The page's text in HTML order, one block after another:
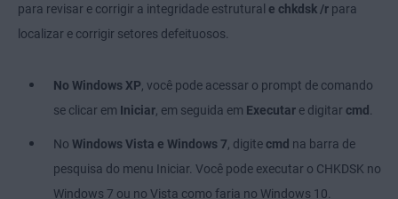
para revisar e corrigir a integridade estrutural e chkdsk /r para
localizar e corrigir setores defeituosos.
No Windows XP , você pode acessar o prompt de comando
se clicar em Iniciar , em seguida em Executar e digitar cmd
No Windows Vista e Windows 7 , digite cmd na barra de
pesquisa do menu Iniciar. Você pode executar o CHKDSK no
Windows 7 ou no Vista como faria no Windows 10.